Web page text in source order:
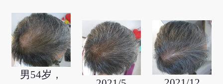
男54岁，